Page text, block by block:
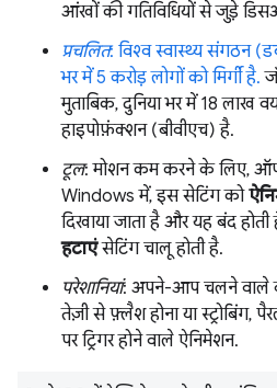
आंखों की गतिविधियों से जुड़े
प्रचलित: विश्व स्वास्थ्य संगठन
भर में 5 करोड़ लोगों को मिर्गी है.
मुताबिक, दुनिया भर में 18 लाख
हाइपोफ़ंक्शन (बीवीएच) है.
टूल: मोशन कम करने के लिए,
Windows में, इस सेटिंग को
दिखाया जाता है और यह बंद
हटाएंसेटिंग चालू होती है.
परेशानियां: अपने-आप चलने वाले
तेज़ी से फ़्लैश होना या स्ट्रोबिंग,
पर ट्रिगर होने वाले ऐनिमेशन.